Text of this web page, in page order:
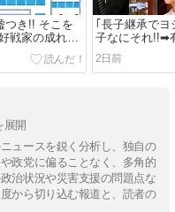
つき!! そこを
戦家の成れの
｢長子継承で
子なにそれ!!➡
さまこそ天皇
2日前
展開
ュースを鋭く分析し、独自の
政党に偏ることなく、多角的
治状況や災害支援の問題点な
から切り込む報道と、読者の